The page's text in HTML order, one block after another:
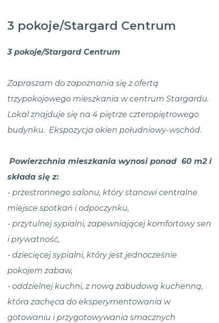
3 pokoje/Stargard Centrum
3 pokoje/Stargard Centrum
Zapraszam do zapoznania się z ofertą
trzypokojowego mieszkania w centrum Stargardu.
Lokal znajduje się na 4 piętrze czteropiętrowego
budynku. Ekspozycja okien południowy-wschód.
Powierzchnia mieszkania wynosi ponad 60 m2 i
składa się z:
- przestronnego salonu, który stanowi centralne
miejsce spotkań i odpoczynku,
- przytulnej sypialni, zapewniającej komfortowy sen
i prywatność,
- dziecięcej sypialni, który jest jednocześnie
pokojem zabaw,
- oddzielnej kuchni, z nową zabudową kuchenną,
która zachęca do eksperymentowania w
gotowaniu i przygotowywania smacznych